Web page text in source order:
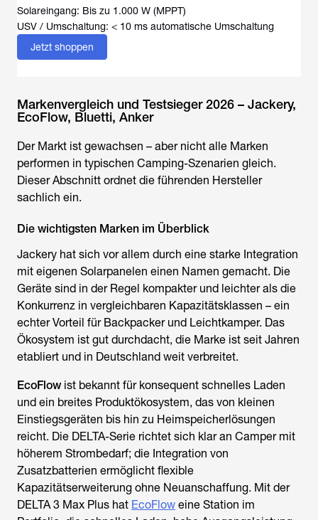
Solareingang: Bis zu 1.000 W (MPPT)
USV / Umschaltung: < 10 ms automatische Umschaltung
Jetzt shoppen
Markenvergleich und Testsieger 2026 – Jackery,
EcoFlow, Bluetti, Anker
Der Markt ist gewachsen – aber nicht alle Marken
performen in typischen Camping-Szenarien gleich.
Dieser Abschnitt ordnet die führenden Hersteller
sachlich ein.
Die wichtigsten Marken im Überblick
Jackery hat sich vor allem durch eine starke Integration
mit eigenen Solarpanelen einen Namen gemacht. Die
Geräte sind in der Regel kompakter und leichter als die
Konkurrenz in vergleichbaren Kapazitätsklassen – ein
echter Vorteil für Backpacker und Leichtkamper. Das
Ökosystem ist gut durchdacht, die Marke ist seit Jahren
etabliert und in Deutschland weit verbreitet.
EcoFlow ist bekannt für konsequent schnelles Laden
und ein breites Produktökosystem, das von kleinen
Einstiegsgeräten bis hin zu Heimspeicherlösungen
reicht. Die DELTA-Serie richtet sich klar an Camper mit
höherem Strombedarf; die Integration von
Zusatzbatterien ermöglicht flexible
Kapazitätserweiterung ohne Neuanschaffung. Mit der
DELTA 3 Max Plus hat EcoFlow eine Station im